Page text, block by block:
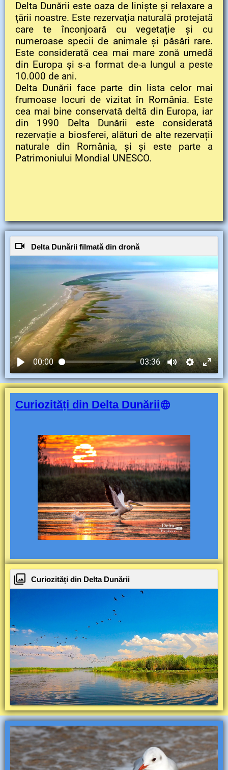
Delta Dunării este oaza de liniște și relaxare a
țării noastre. Este rezervația naturală protejată
care te înconjoară cu vegetație și cu
numeroase specii de animale și păsări rare.
Este considerată cea mai mare zonă umedă
din Europa și s-a format de-a lungul a peste
10.000 de ani.
Delta Dunării face parte din lista celor mai
frumoase locuri de vizitat în România. Este
cea mai bine conservată deltă din Europa, iar
din 1990 Delta Dunării este considerată
rezervație a biosferei, alături de alte rezervații
naturale din România, și și este parte a
Patrimoniului Mondial UNESCO.
Delta Dunării filmată din dronă
00:00 03:36
Curiozități din Delta Dunării
Curiozități din Delta Dunării